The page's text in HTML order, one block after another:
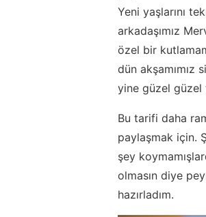
Yeni yaşlarını
arkadaşımız
özel bir
dün akşamımız
yine güzel güzel
Bu tarifi daha
paylaşmak için.
şey
olmasın diye
hazırladım.